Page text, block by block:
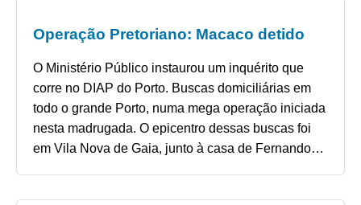
Operação Pretoriano: Macaco detido
O Ministério Público instaurou um inquérito que
corre no DIAP do Porto. Buscas domiciliárias em
todo o grande Porto, numa mega operação iniciada
nesta madrugada. O epicentro dessas buscas foi
em Vila Nova de Gaia, junto à casa de Fernando…